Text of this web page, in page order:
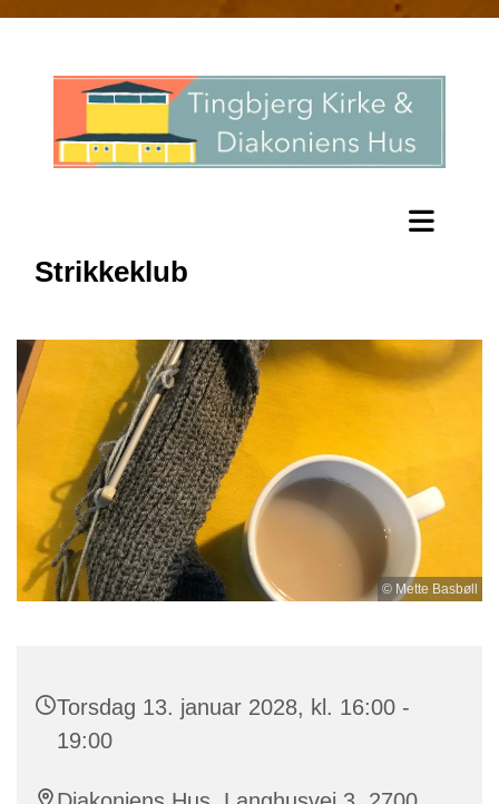
Strikkeklub
© Mette Basbøll
Torsdag 13. januar 2028, kl. 16:00 -
19:00